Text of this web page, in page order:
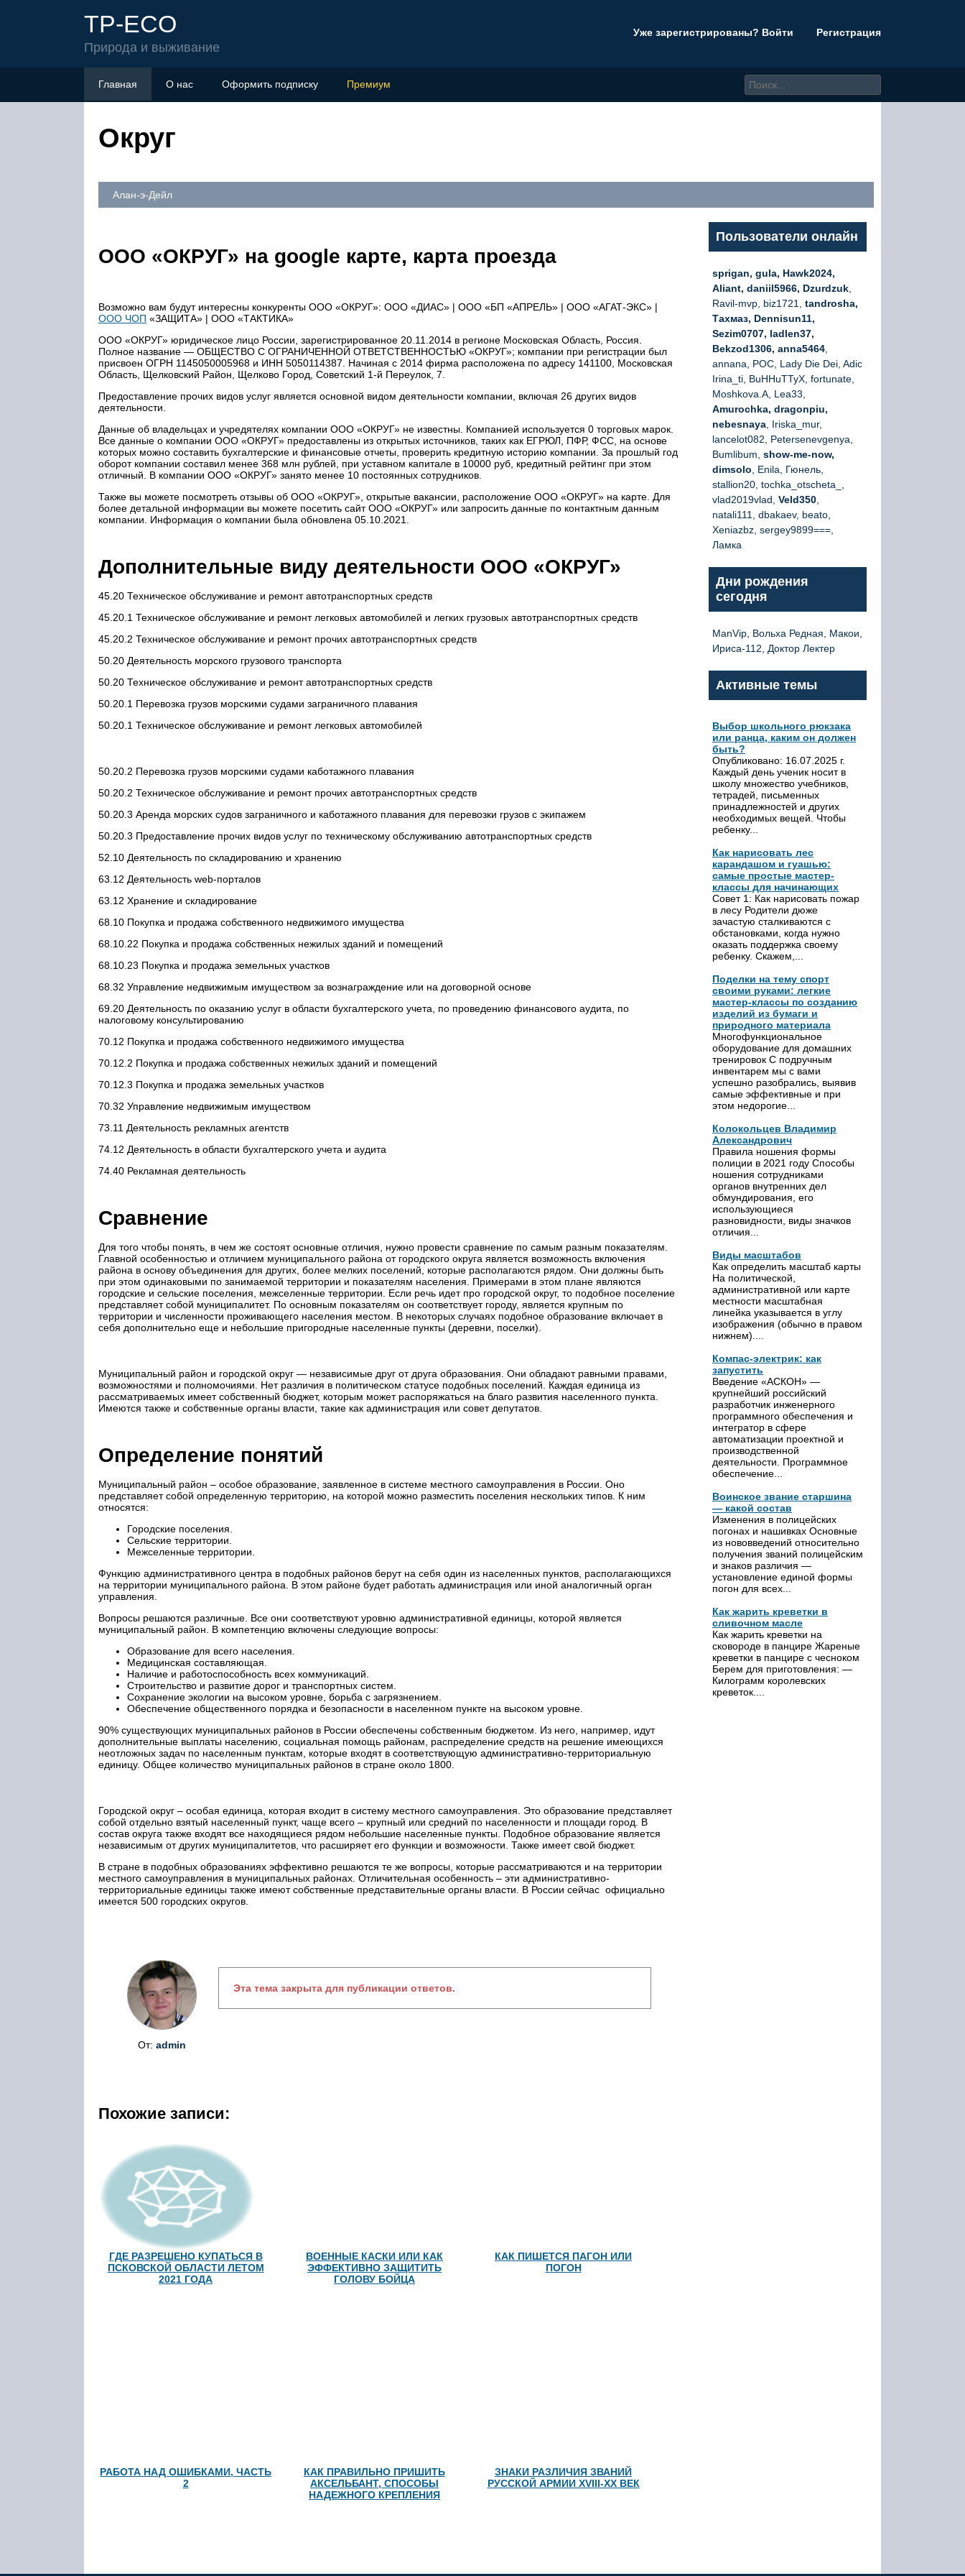
TP-ECO
Природа и выживание
Уже зарегистрированы? Войти Регистрация
Главная О нас Оформить подписку Премиум
Округ
Алан-э-Дейл
ООО «ОКРУГ» на google карте, карта проезда
Возможно вам будут интересны конкуренты ООО «ОКРУГ»: ООО «ДИАС» | ООО «БП «АПРЕЛЬ» | ООО «АГАТ-ЭКС» |
ООО ЧОП «ЗАЩИТА» | ООО «ТАКТИКА»
ООО «ОКРУГ» юридическое лицо России, зарегистрированное 20.11.2014 в регионе Московская Область, Россия.
Полное название — ОБЩЕСТВО С ОГРАНИЧЕННОЙ ОТВЕТСТВЕННОСТЬЮ «ОКРУГ»; компании при регистрации был
присвоен ОГРН 1145050005968 и ИНН 5050114387. Начиная с 2014 фирма расположена по адресу 141100, Московская
Область, Щелковский Район, Щелково Город, Советский 1-й Переулок, 7.
Предоставление прочих видов услуг является основной видом деятельности компании, включая 26 других видов
деятельности.
Данные об владельцах и учредятелях компании ООО «ОКРУГ» не известны. Компанией используется 0 торговых марок.
Все данные о компании ООО «ОКРУГ» предоставлены из открытых источников, таких как ЕГРЮЛ, ПФР, ФСС, на основе
которых можно составить бухгалтерские и финансовые отчеты, проверить кредитную историю компании. За прошлый год
оборот компании составил менее 368 млн рублей, при уставном капитале в 10000 руб, кредитный рейтинг при этом
отличный. В компании ООО «ОКРУГ» занято менее 10 постоянных сотрудников.
Также вы можете посмотреть отзывы об ООО «ОКРУГ», открытые вакансии, расположение ООО «ОКРУГ» на карте. Для
более детальной информации вы можете посетить сайт ООО «ОКРУГ» или запросить данные по контактным данным
компании. Информация о компании была обновлена 05.10.2021.
Дополнительные виду деятельности ООО «ОКРУГ»
45.20 Техническое обслуживание и ремонт автотранспортных средств
45.20.1 Техническое обслуживание и ремонт легковых автомобилей и легких грузовых автотранспортных средств
45.20.2 Техническое обслуживание и ремонт прочих автотранспортных средств
50.20 Деятельность морского грузового транспорта
50.20 Техническое обслуживание и ремонт автотранспортных средств
50.20.1 Перевозка грузов морскими судами заграничного плавания
50.20.1 Техническое обслуживание и ремонт легковых автомобилей
50.20.2 Перевозка грузов морскими судами каботажного плавания
50.20.2 Техническое обслуживание и ремонт прочих автотранспортных средств
50.20.3 Аренда морских судов заграничного и каботажного плавания для перевозки грузов с экипажем
50.20.3 Предоставление прочих видов услуг по техническому обслуживанию автотранспортных средств
52.10 Деятельность по складированию и хранению
63.12 Деятельность web-порталов
63.12 Хранение и складирование
68.10 Покупка и продажа собственного недвижимого имущества
68.10.22 Покупка и продажа собственных нежилых зданий и помещений
68.10.23 Покупка и продажа земельных участков
68.32 Управление недвижимым имуществом за вознаграждение или на договорной основе
69.20 Деятельность по оказанию услуг в области бухгалтерского учета, по проведению финансового аудита, по
налоговому консультированию
70.12 Покупка и продажа собственного недвижимого имущества
70.12.2 Покупка и продажа собственных нежилых зданий и помещений
70.12.3 Покупка и продажа земельных участков
70.32 Управление недвижимым имуществом
73.11 Деятельность рекламных агентств
74.12 Деятельность в области бухгалтерского учета и аудита
74.40 Рекламная деятельность
Сравнение
Для того чтобы понять, в чем же состоят основные отличия, нужно провести сравнение по самым разным показателям.
Главной особенностью и отличием муниципального района от городского округа является возможность включения
района в основу объединения для других, более мелких поселений, которые располагаются рядом. Они должны быть
при этом одинаковыми по занимаемой территории и показателям населения. Примерами в этом плане являются
городские и сельские поселения, межселенные территории. Если речь идет про городской округ, то подобное поселение
представляет собой муниципалитет. По основным показателям он соответствует городу, является крупным по
территории и численности проживающего населения местом. В некоторых случаях подобное образование включает в
себя дополнительно еще и небольшие пригородные населенные пункты (деревни, поселки).
Муниципальный район и городской округ — независимые друг от друга образования. Они обладают равными правами,
возможностями и полномочиями. Нет различия в политическом статусе подобных поселений. Каждая единица из
рассматриваемых имеет собственный бюджет, которым может распоряжаться на благо развития населенного пункта.
Имеются также и собственные органы власти, такие как администрация или совет депутатов.
Определение понятий
Муниципальный район – особое образование, заявленное в системе местного самоуправления в России. Оно
представляет собой определенную территорию, на которой можно разместить поселения нескольких типов. К ним
относятся:
Городские поселения.
Сельские территории.
Межселенные территории.
Функцию административного центра в подобных районов берут на себя один из населенных пунктов, располагающихся
на территории муниципального района. В этом районе будет работать администрация или иной аналогичный орган
управления.
Вопросы решаются различные. Все они соответствуют уровню административной единицы, которой является
муниципальный район. В компетенцию включены следующие вопросы:
Образование для всего населения.
Медицинская составляющая.
Наличие и работоспособность всех коммуникаций.
Строительство и развитие дорог и транспортных систем.
Сохранение экологии на высоком уровне, борьба с загрязнением.
Обеспечение общественного порядка и безопасности в населенном пункте на высоком уровне.
90% существующих муниципальных районов в России обеспечены собственным бюджетом. Из него, например, идут
дополнительные выплаты населению, социальная помощь районам, распределение средств на решение имеющихся
неотложных задач по населенным пунктам, которые входят в соответствующую административно-территориальную
единицу. Общее количество муниципальных районов в стране около 1800.
Городской округ – особая единица, которая входит в систему местного самоуправления. Это образование представляет
собой отдельно взятый населенный пункт, чаще всего – крупный или средний по населенности и площади город. В
состав округа также входят все находящиеся рядом небольшие населенные пункты. Подобное образование является
независимым от других муниципалитетов, что расширяет его функции и возможности. Также имеет свой бюджет.
В стране в подобных образованиях эффективно решаются те же вопросы, которые рассматриваются и на территории
местного самоуправления в муниципальных районах. Отличительная особенность – эти административно-
территориальные единицы также имеют собственные представительные органы власти. В России сейчас официально
имеется 500 городских округов.
От: admin
Эта тема закрыта для публикации ответов.
Похожие записи:
ГДЕ РАЗРЕШЕНО КУПАТЬСЯ В
ПСКОВСКОЙ ОБЛАСТИ ЛЕТОМ
2021 ГОДА
ВОЕННЫЕ КАСКИ ИЛИ КАК
ЭФФЕКТИВНО ЗАЩИТИТЬ
ГОЛОВУ БОЙЦА
КАК ПИШЕТСЯ ПАГОН ИЛИ
ПОГОН
РАБОТА НАД ОШИБКАМИ, ЧАСТЬ
2
КАК ПРАВИЛЬНО ПРИШИТЬ
АКСЕЛЬБАНТ, СПОСОБЫ
НАДЕЖНОГО КРЕПЛЕНИЯ
ЗНАКИ РАЗЛИЧИЯ ЗВАНИЙ
РУССКОЙ АРМИИ XVIII-XX ВЕК
Пользователи онлайн
sprigan, gula, Hawk2024,
Aliant, daniil5966, Dzurdzuk
Ravil-mvp, biz1721, tandrosha,
Тахмаз, Dennisun11,
Sezim0707, ladlen37,
Bekzod1306, anna5464
annana, РОС, Lady Die Dei, Adic
Irina_ti, BuHHuTTyX, fortunate,
Moshkova.A, Lea33,
Amurochka, dragonpiu,
nebesnaya , Iriska_mur,
lancelot082, Petersenevgenya,
Bumlibum, show-me-now,
dimsolo , Enila, Гюнель,
stallion20, tochka_otscheta_,
vlad2019vlad, Veld350
natali111, dbakaev, beato,
Xeniazbz, sergey9899===,
Ламка
Дни рождения
сегодня
ManVip, Вольха Редная, Макои,
Ириса-112, Доктор Лектер
Активные темы
Выбор школьного рюкзака
или ранца, каким он должен
быть?
Опубликовано: 16.07.2025 г.
Каждый день ученик носит в
школу множество учебников,
тетрадей, письменных
принадлежностей и других
необходимых вещей. Чтобы
ребенку...
Как нарисовать лес
карандашом и гуашью:
самые простые мастер-
классы для начинающих
Совет 1: Как нарисовать пожар
в лесу Родители дюже
зачастую сталкиваются с
обстановками, когда нужно
оказать поддержка своему
ребенку. Скажем,...
Поделки на тему спорт
своими руками: легкие
мастер-классы по созданию
изделий из бумаги и
природного материала
Многофункциональное
оборудование для домашних
тренировок С подручным
инвентарем мы с вами
успешно разобрались, выявив
самые эффективные и при
этом недорогие...
Колокольцев Владимир
Александрович
Правила ношения формы
полиции в 2021 году Способы
ношения сотрудниками
органов внутренних дел
обмундирования, его
использующиеся
разновидности, виды значков
отличия...
Виды масштабов
Как определить масштаб карты
На политической,
административной или карте
местности масштабная
линейка указывается в углу
изображения (обычно в правом
нижнем)....
Компас-электрик: как
запустить
Введение «АСКОН» —
крупнейший российский
разработчик инженерного
программного обеспечения и
интегратор в сфере
автоматизации проектной и
производственной
деятельности. Программное
обеспечение...
Воинское звание старшина
— какой состав
Изменения в полицейских
погонах и нашивках Основные
из нововведений относительно
получения званий полицейским
и знаков различия —
установление единой формы
погон для всех...
Как жарить креветки в
сливочном масле
Как жарить креветки на
сковороде в панцире Жареные
креветки в панцире с чесноком
Берем для приготовления: —
Килограмм королевских
креветок....